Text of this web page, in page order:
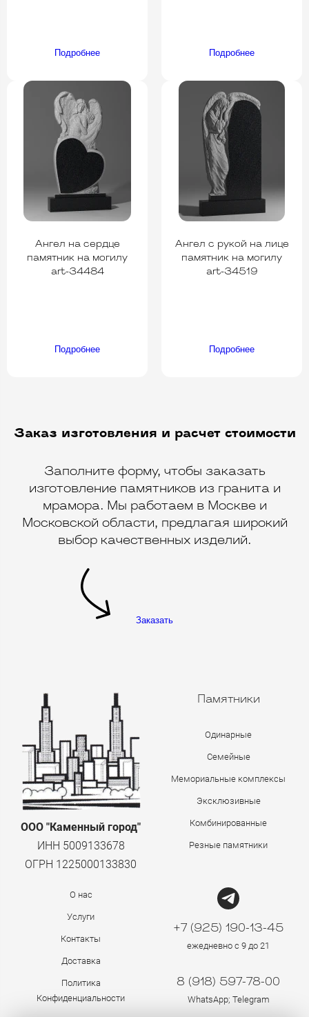
Подробнее Подробнее
Ангел на сердце
памятник на могилу
art-34484
Подробнее
Ангел с рукой на лице
памятник на могилу
art-34519
Подробнее
Заказ изготовления и расчет стоимости
Заполните форму, чтобы заказать
изготовление памятников из гранита и
мрамора. Мы работаем в Москве и
Московской области, предлагая широкий
выбор качественных изделий.
Заказать
ООО "Каменный город"
ИНН 5009133678
ОГРН 1225000133830
Памятники
Одинарные
Семейные
Мемориальные комплексы
Эксклюзивные
Комбинированные
Резные памятники
О нас
Услуги
Контакты
Доставка
Политика
Конфиденциальности
+7 (925) 190-13-45
ежедневно с 9 до 21
8 (918) 597-78-00
WhatsApp; Telegram